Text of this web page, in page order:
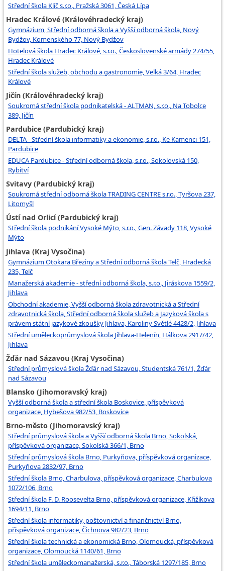
Střední škola Klíč s.r.o., Pražská 3061, Česká Lípa
Hradec Králové (Královéhradecký kraj)
Gymnázium, Střední odborná škola a Vyšší odborná škola, Nový
Bydžov, Komenského 77, Nový Bydžov
Hotelová škola Hradec Králové, s.r.o., Československé armády 274/55,
Hradec Králové
Střední škola služeb, obchodu a gastronomie, Velká 3/64, Hradec
Králové
Jičín (Královéhradecký kraj)
Soukromá střední škola podnikatelská - ALTMAN, s.r.o., Na Tobolce
389, Jičín
Pardubice (Pardubický kraj)
DELTA - Střední škola informatiky a ekonomie, s.r.o., Ke Kamenci 151,
Pardubice
EDUCA Pardubice - Střední odborná škola, s.r.o., Sokolovská 150,
Rybitví
Svitavy (Pardubický kraj)
Soukromá střední odborná škola TRADING CENTRE s.r.o., Tyršova 237,
Litomyšl
Ústí nad Orlicí (Pardubický kraj)
Střední škola podnikání Vysoké Mýto, s.r.o., Gen. Závady 118, Vysoké
Mýto
Jihlava (Kraj Vysočina)
Gymnázium Otokara Březiny a Střední odborná škola Telč, Hradecká
235, Telč
Manažerská akademie - střední odborná škola, s.r.o., Jiráskova 1559/2,
Jihlava
Obchodní akademie, Vyšší odborná škola zdravotnická a Střední
zdravotnická škola, Střední odborná škola služeb a Jazyková škola s
právem státní jazykové zkoušky Jihlava, Karoliny Světlé 4428/2, Jihlava
Střední uměleckoprůmyslová škola Jihlava-Helenín, Hálkova 2917/42,
Jihlava
Žďár nad Sázavou (Kraj Vysočina)
Střední průmyslová škola Žďár nad Sázavou, Studentská 761/1, Žďár
nad Sázavou
Blansko (Jihomoravský kraj)
Vyšší odborná škola a střední škola Boskovice, příspěvková
organizace, Hybešova 982/53, Boskovice
Brno-město (Jihomoravský kraj)
Střední průmyslová škola a Vyšší odborná škola Brno, Sokolská,
příspěvková organizace, Sokolská 366/1, Brno
Střední průmyslová škola Brno, Purkyňova, příspěvková organizace,
Purkyňova 2832/97, Brno
Střední škola Brno, Charbulova, příspěvková organizace, Charbulova
1072/106, Brno
Střední škola F. D. Roosevelta Brno, příspěvková organizace, Křižíkova
1694/11, Brno
Střední škola informatiky, poštovnictví a finančnictví Brno,
příspěvková organizace, Čichnova 982/23, Brno
Střední škola technická a ekonomická Brno, Olomoucká, příspěvková
organizace, Olomoucká 1140/61, Brno
Střední škola uměleckomanažerská, s.r.o., Táborská 1297/185, Brno